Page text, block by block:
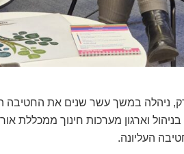
ניהלה במשך עשר שנים את החטיבה
העליונה.